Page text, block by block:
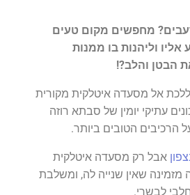
מחפשים מקום טעים
וליהנות בו ממנות
הבטן והלב?!
אל מסעדה איטלקית מקורית
עתיקי יומין של סבתא רוזה
הרכיבים הטובים ביותר.
אבל רק מסעדה איטלקית
מזמינה שאין שנייה לה, ומשלבת
לבשרי.